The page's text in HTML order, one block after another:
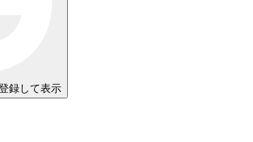
録して表示